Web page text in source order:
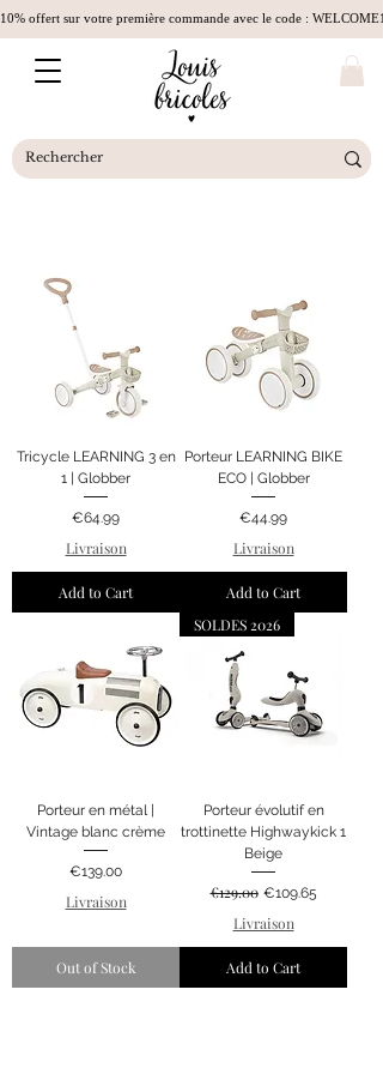
10% offert sur votre première commande avec le code :
Tricycle LEARNING 3 en
1 | Globber
Price
€64.99
Livraison
Add to Cart
Porteur LEARNING BIKE
ECO | Globber
Price
€44.99
Livraison
Add to Cart
Porteur en métal |
Vintage blanc crème
Price
€139.00
Livraison
Out of Stock
SOLDES 2026
Porteur évolutif en
trottinette Highwaykick 1
Beige
Regular Price
€129.00 Sale Price
€109.65
Livraison
Add to Cart